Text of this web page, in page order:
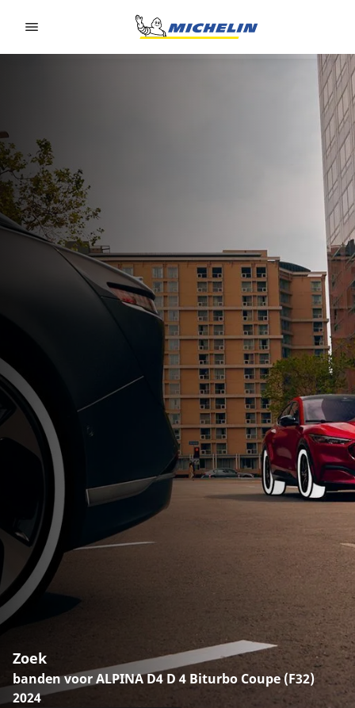
Zoek
banden voor ALPINA D4 D 4 Biturbo Coupe (F32)
2024